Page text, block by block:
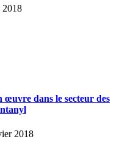
2018
œuvre dans le secteur des
2018